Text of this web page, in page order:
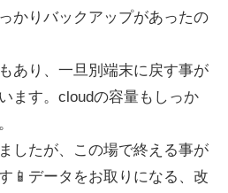
かりバックアップがあったの
あり、一旦別端末に戻す事が
ます。cloudの容量もしっか
したが、この場で終える事が
📱データをお取りになる、改